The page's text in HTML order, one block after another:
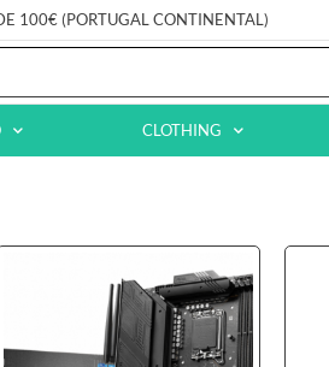
100€ (PORTUGAL CONTINENTAL)
CLOTHING